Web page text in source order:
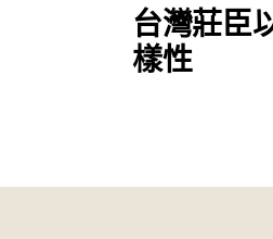
台灣莊臣
樣性